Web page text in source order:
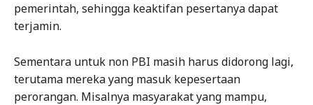
pemerintah, sehingga keaktifan pesertanya dapat
terjamin.
Sementara untuk non PBI masih harus didorong lagi,
terutama mereka yang masuk kepesertaan
perorangan. Misalnya masyarakat yang mampu,